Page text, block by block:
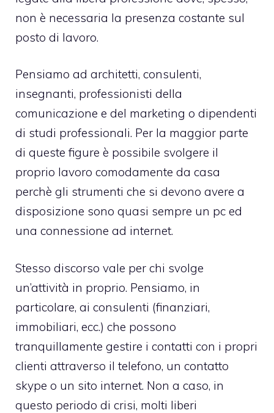
non è necessaria la presenza costante sul
posto di lavoro.
Pensiamo ad architetti, consulenti,
insegnanti, professionisti della
comunicazione e del marketing o dipendenti
di studi professionali. Per la maggior parte
di queste figure è possibile svolgere il
proprio lavoro comodamente da casa
perchè gli strumenti che si devono avere a
disposizione sono quasi sempre un pc ed
una connessione ad internet.
Stesso discorso vale per chi svolge
un’attività in proprio. Pensiamo, in
particolare, ai consulenti (finanziari,
immobiliari, ecc.) che possono
tranquillamente gestire i contatti con i propri
clienti attraverso il telefono, un contatto
skype o un sito internet. Non a caso, in
questo periodo di crisi, molti liberi